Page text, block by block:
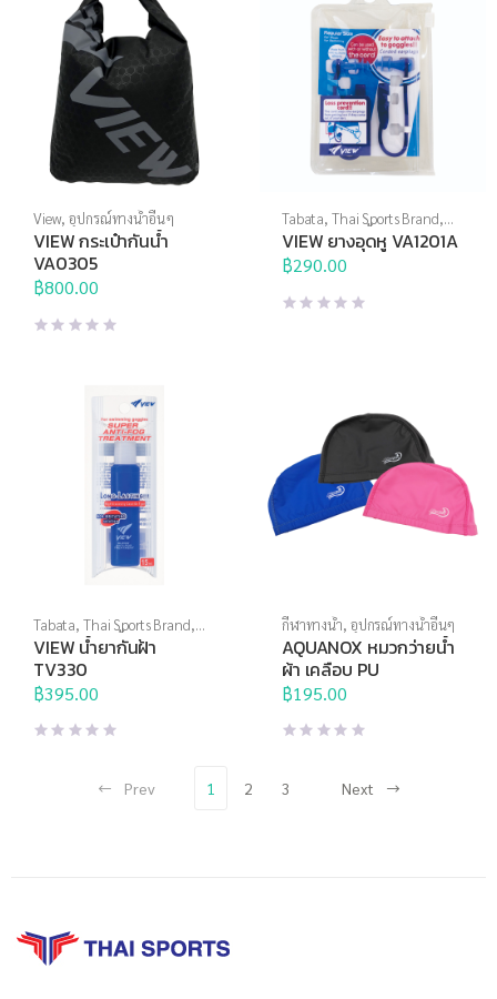
View,อุปกรณ์ทางน้ำอื่นๆ
VIEW กระเป๋ากันน้ำ
VA0305
฿800.00
Tabata, Thai Sports Brand,
View,กีฬาทางน้ำ, อุปกรณ์ทาง
น้ำอื่นๆ
VIEW ยางอุดหู VA1201A
฿290.00
Tabata, Thai Sports Brand,
View,กีฬาทางน้ำ,อุปกรณ์ทาง
น้ำอื่นๆ
VIEW น้ำยากันฝ้า
TV330
฿395.00
กีฬาทางน้ำ, อุปกรณ์ทางน้ำอื่นๆ
AQUANOX หมวกว่ายน้ำ
ผ้า เคลือบ PU
฿195.00
Prev 1 2 3 Next